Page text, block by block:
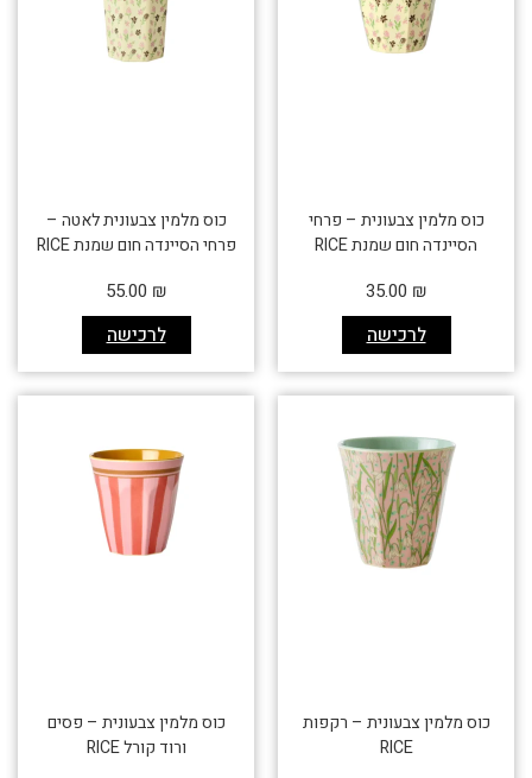
כוס מלמין צבעונית – פרחי
הסיינדה חום שמנת RICE
לרכישה
35.00 ₪
כוס מלמין צבעונית לאטה –
פרחי הסיינדה חום שמנת RICE
לרכישה
55.00 ₪
כוס מלמין צבעונית – רקפות
RICE
כוס מלמין צבעונית – פסים
ורוד קורל RICE